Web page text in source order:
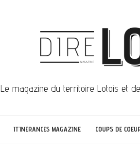
Le magazine du territoire Lotois et
ITINÉRANCES MAGAZINE COUPS DE